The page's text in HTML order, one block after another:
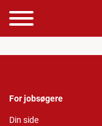
For jobsøgere
Din side